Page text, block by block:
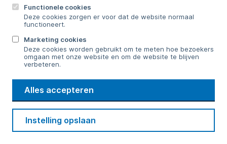
Functionele cookies
Deze cookies zorgen er voor dat de website normaal
functioneert.
Marketing cookies
Deze cookies worden gebruikt om te meten hoe bezoekers
omgaan met onze website en om de website te blijven
verbeteren.
Alles accepteren
Instelling opslaan
Contact
Bericht sturen
WMD
Drinkwater
Cookie voorkeuren
Privacy Disclaimer